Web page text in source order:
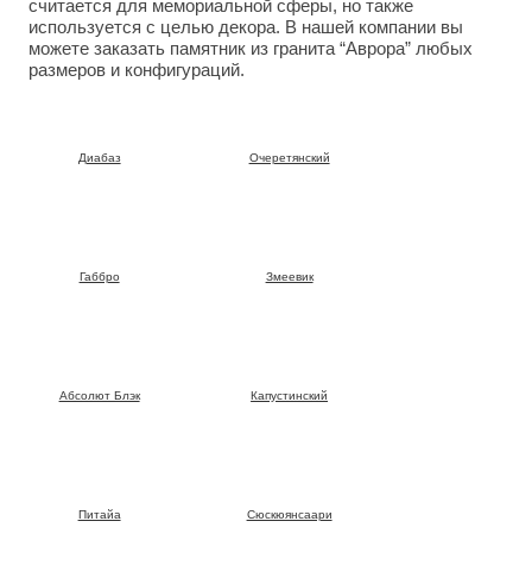
считается для мемориальной сферы, но также
используется с целью декора. В нашей компании вы
можете заказать памятник из гранита “Аврора” любых
размеров и конфигураций.
Диабаз
Габбро
Абсолют Блэк
Питайа
Очеретянский
Змеевик
Капустинский
Сюскюянсаари